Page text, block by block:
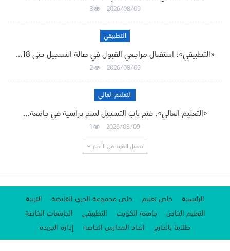
2026/08/09
3
التطبيقي
«التطبيقي»: استقبال مراجعي القبول في صالة التسجيل حتى 18…
2026/08/09
2
التعليم العالي
«التعليم العالي»: فتح باب التسجيل لمنح دراسية في جامعة…
2026/08/09
1
تحميل المزيد من الأخبار
الرئيسية خاص تعليم خاص مجموعة الجري القابضة
التربية
التعليم الخاص
جامعة الكويت التطبيقي
الجامعات الخاصة
طلابنا بالخارج
اتحاد المدارس الخاصة إدارة الجريدة